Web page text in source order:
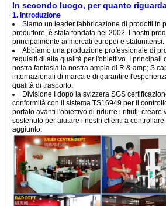
In secondo luogo, per quanto
1. Introduzione
Siamo un leader fabbricazione di prodotti in
produttore, è stata fondata nel 2002. I nostri
principalmente ai mercati europei e statunitensi.
Abbiamo una produzione professionale di
requisiti di alta qualità per l'obiettivo. I principali
nostra fantasia la nostra ampia di R & amp; S
internazionali di marca e di garantire
qualità di trasporto.
Divisione I dopo la svizzera SGS
conformità con il sistema TS16949 per il
portato avanti l'obiettivo di ridurre i rifiuti, creare
sostenuto per aiutare i nostri clienti a
aggiunto.